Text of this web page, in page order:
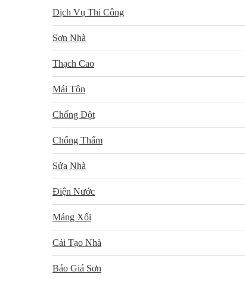
Dịch Vụ Thi Công
Sơn Nhà
Thạch Cao
Mái Tôn
Chống Dột
Chống Thấm
Sửa Nhà
Điện Nước
Máng Xối
Cải Tạo Nhà
Báo Giá Sơn